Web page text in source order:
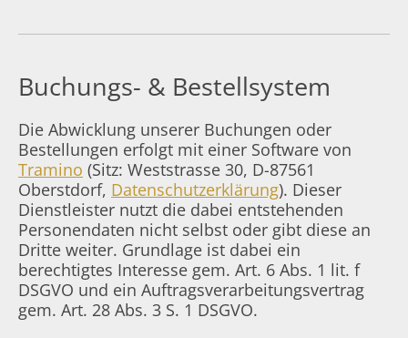
Buchungs- & Bestellsystem
Die Abwicklung unserer Buchungen oder
Bestellungen erfolgt mit einer Software von
Tramino (Sitz: Weststrasse 30, D-87561
Oberstdorf, Datenschutzerklärung). Dieser
Dienstleister nutzt die dabei entstehenden
Personendaten nicht selbst oder gibt diese an
Dritte weiter. Grundlage ist dabei ein
berechtigtes Interesse gem. Art. 6 Abs. 1 lit. f
DSGVO und ein Auftragsverarbeitungsvertrag
gem. Art. 28 Abs. 3 S. 1 DSGVO.